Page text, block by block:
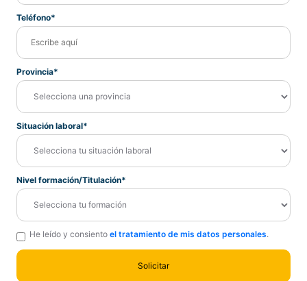
Teléfono*
Provincia*
Situación laboral*
Nivel formación/Titulación*
He leído y consiento el tratamiento de mis datos personales.